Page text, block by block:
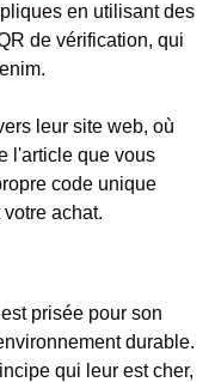
en utilisant des
de vérification, qui
leur site web, où
l'article que vous
code unique
achat.
prisée pour son
durable.
qui leur est cher,